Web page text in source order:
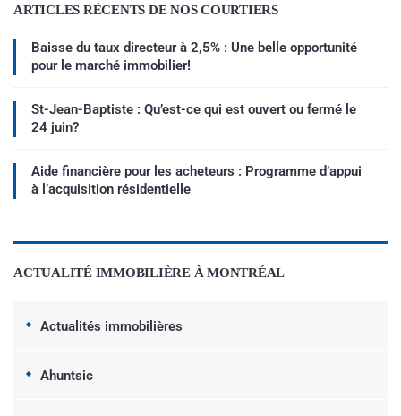
ARTICLES RÉCENTS DE NOS COURTIERS
Baisse du taux directeur à 2,5% : Une belle opportunité
pour le marché immobilier!
St-Jean-Baptiste : Qu’est-ce qui est ouvert ou fermé le
24 juin?
Aide financière pour les acheteurs : Programme d’appui
à l’acquisition résidentielle
ACTUALITÉ IMMOBILIÈRE À MONTRÉAL
Actualités immobilières
Ahuntsic